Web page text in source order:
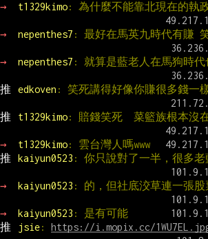
→ t1329kimo: 為什麼不能靠北現在的執
→ nepenthes7 : 最好在馬英九時代有賺
→ nepenthes7 : 就算是藍老人在馬狗時代
推 edkoven : 笑死講得好像你賺很多錢一
推 t1329kimo: 賠錢笑死  菜籃族根本沒
→ t1329kimo: 雲台灣人嗎www
推
kaiyun0523 : 你只說對了一半，很多老
→ kaiyun0523 : 的，但社底洨草連一張股
→ kaiyun0523 : 是有可能
推
jsie: https://i.mopix.cc/